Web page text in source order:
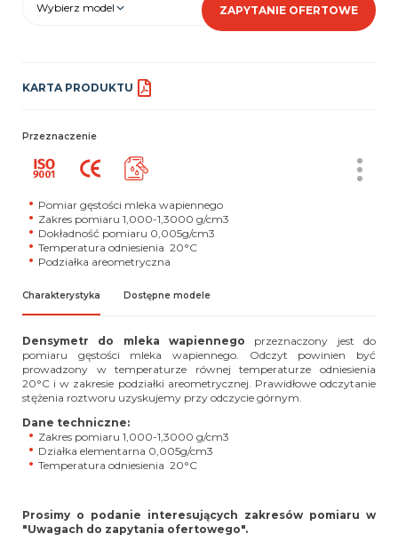
Wybierz model ZAPYTANIE OFERTOWE
KARTA PRODUKTU
Przeznaczenie
Pomiar gęstości mleka wapiennego
Zakres pomiaru 1,000-1,3000 g/cm3
Dokładność pomiaru 0,005g/cm3
Temperatura odniesienia 20°C
Podziałka areometryczna
Charakterystyka Dostępne modele
Densymetr do mleka wapiennego przeznaczony jest do
pomiaru gęstości mleka wapiennego. Odczyt powinien być
prowadzony w temperaturze równej temperaturze odniesienia
20°C i w zakresie podziałki areometrycznej. Prawidłowe odczytanie
stężenia roztworu uzyskujemy przy odczycie górnym.
Dane techniczne:
Zakres pomiaru 1,000-1,3000 g/cm3
Działka elementarna 0,005g/cm3
Temperatura odniesienia 20°C
Prosimy o podanie interesujących zakresów pomiaru w
"Uwagach do zapytania ofertowego".